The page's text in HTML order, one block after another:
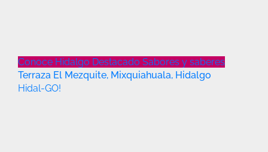
Conoce Hidalgo Destacado Sabores y saberes
Terraza El Mezquite, Mixquiahuala, Hidalgo
Hidal-GO!